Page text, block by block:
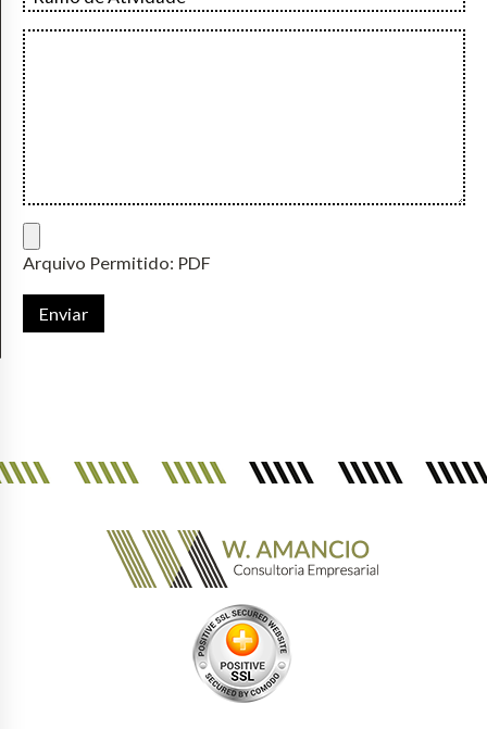
Arquivo Permitido: PDF